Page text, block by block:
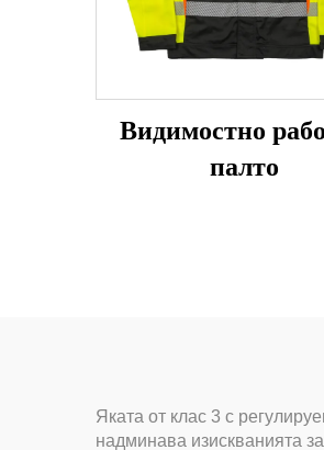
Видимостно
палто
Яката от клас 3 с
надминава изискванията